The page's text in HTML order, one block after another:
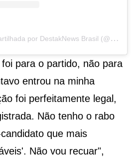
U
ma publicação compartilhada por DestakNews Brasil (@destaknewsbrasiloficial)
para o partido, não para
entrou na minha
foi perfeitamente legal,
Não tenho o rabo
que mais
Não vou recuar",